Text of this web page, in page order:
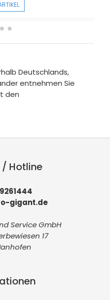
Deutschlands,
entnehmen Sie
den
Hotline
gigant.de
Service GmbH
17